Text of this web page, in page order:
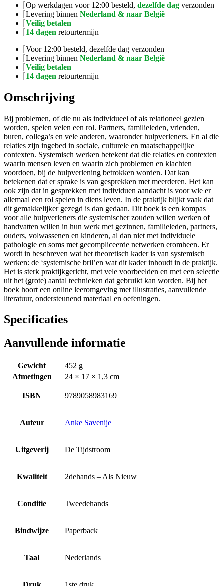
Op werkdagen voor 12:00 besteld, dezelfde dag verzonden
Levering binnen Nederland & naar België
Veilig betalen
14 dagen retourtermijn
Voor 12:00 besteld, dezelfde dag verzonden
Levering binnen Nederland & naar België
Veilig betalen
14 dagen retourtermijn
Omschrijving
Bij problemen, of die nu als individueel of als relationeel gezien
worden, spelen velen een rol. Partners, familieleden, vrienden,
buren, collega’s en vele anderen, waaronder hulpverleners. En al die
relaties zijn ingebed in sociale, culturele en maatschappelijke
contexten. Systemisch werken betekent dat die relaties en contexten
waarin mensen leven en waarin zich problemen en klachten
voordoen, bij de hulpverlening betrokken worden. Dat kan
betekenen dat er sprake is van gesprekken met meerderen. Het kan
ook zijn dat in gesprekken met individuen aandacht is voor wie er
allemaal een rol spelen in diens leven. In de praktijk blijkt vaak dat
dit gemakkelijker gezegd is dan gedaan. Dit boek is een kompas
voor alle hulpverleners die systemischer zouden willen werken of
handvatten willen in hun werk met gezinnen, familieleden, partners,
ouders, volwassenen en kinderen, al dan niet met individuele
pathologie en soms met gecompliceerde netwerken eromheen. Er
wordt in beschreven wat het theoretisch kader is van systemisch
werken: de ‘systemische bril’en wat dit kader inhoudt in de praktijk.
Het is sterk praktijkgericht, met vele voorbeelden en met een selectie
uit het (grote) aantal technieken dat gebruikt kan worden. Bij het
boek hoort een online leeromgeving met illustraties, aanvullende
literatuur, ondersteunend materiaal en oefeningen.
Specificaties
Aanvullende informatie
Gewicht
452 g
Afmetingen
24 × 17 × 1,3 cm
ISBN 9789058983169
Auteur Anke Savenije
Uitgeverij De Tijdstroom
Kwaliteit 2dehands – Als Nieuw
Conditie Tweedehands
Bindwijze Paperback
Taal Nederlands